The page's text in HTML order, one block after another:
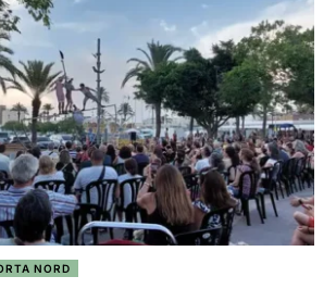
NORD